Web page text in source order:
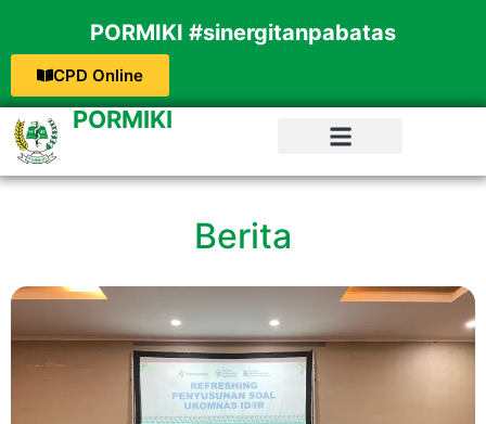
PORMIKI #sinergitanpabatas
CPD Online
PORMIKI
Berita